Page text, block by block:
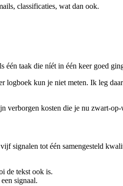
classificaties, wat dan ook.
taak die níét in één keer goed
kun je niet meten. Ik leg
kosten die je nu zwart-
signalen tot één samengesteld
de tekst ook is.
signaal.